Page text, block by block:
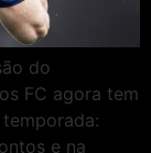
do
FC agora tem
e na